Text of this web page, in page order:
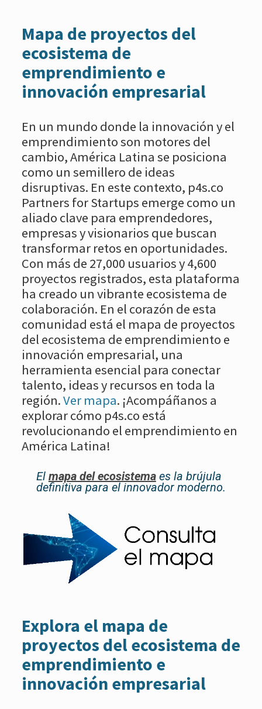
Mapa de proyectos del
ecosistema de
emprendimiento e
innovación empresarial
En un mundo donde la innovación y el
emprendimiento son motores del
cambio, América Latina se posiciona
como un semillero de ideas
disruptivas. En este contexto, p4s.co
Partners for Startups emerge como un
aliado clave para emprendedores,
empresas y visionarios que buscan
transformar retos en oportunidades.
Con más de 27,000 usuarios y 4,600
proyectos registrados, esta plataforma
ha creado un vibrante ecosistema de
colaboración. En el corazón de esta
comunidad está el mapa de proyectos
del ecosistema de emprendimiento e
innovación empresarial, una
herramienta esencial para conectar
talento, ideas y recursos en toda la
región.Ver mapa. ¡Acompáñanos a
explorar cómo p4s.co está
revolucionando el emprendimiento en
América Latina!
El mapa del ecosistemaes la brújula
definitiva para el innovador moderno.
Explora el mapa de
proyectos del ecosistema de
emprendimiento e
innovación empresarial